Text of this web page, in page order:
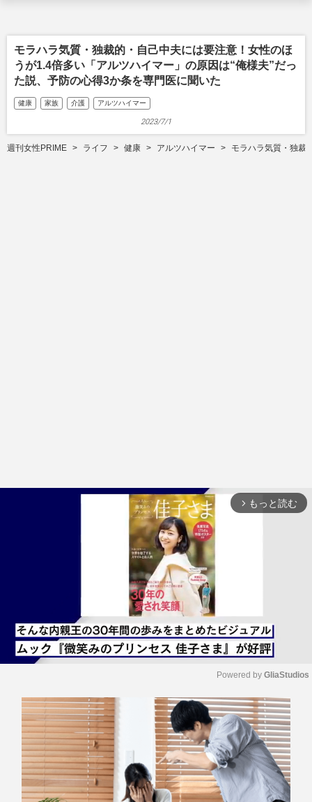
モラハラ気質・独裁的・自己中夫には要注意！女性のほ
うが1.4倍多い「アルツハイマー」の原因は“俺様夫”だっ
た説、予防の心得3か条を専門医に聞いた
健康 家族 介護 アルツハイマー
2023/7/1
週刊女性PRIME ライフ 健康 アルツハイマー モラハラ気質・独裁
arrow_forward_ios もっと読む
M
u
t
e
Powered by GliaStudios